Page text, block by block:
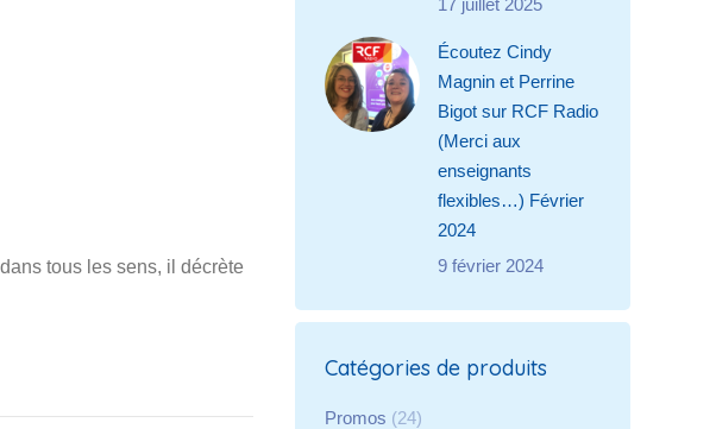
tous les sens, il décrète
17 juillet 2025
Écoutez Cindy
Magnin et Perrine
Bigot sur RCF Radio
(Merci aux
enseignants
flexibles…) Février
2024
9 février 2024
Catégories de produits
Promos (24)